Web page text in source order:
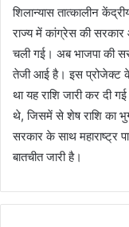
शिलान्यास तात्कालीन
राज्य में कांग्रेस की
चली गई। अब भाजपा की
तेजी आई है। इस प्रोजेक्ट
था यह राशि जारी कर दी
थे, जिसमें से शेष राशि का
सरकार के साथ महाराष्ट्र
बातचीत जारी है।